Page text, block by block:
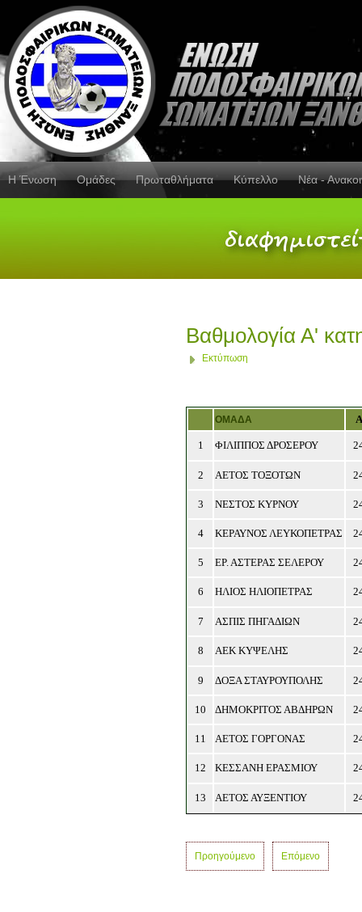
Η Ένωση Ομάδες Πρωταθλήματα Κύπελλο Νέα -
Βαθμολογία Α'
Εκτύπωση
ΟΜΑΔΑ Α
1 ΦΙΛΙΠΠΟΣ ΔΡΟΣΕΡΟΥ
2 ΑΕΤΟΣ ΤΟΞΟΤΩΝ
3 ΝΕΣΤΟΣ ΚΥΡΝΟΥ
4 ΚΕΡΑΥΝΟΣ ΛΕΥΚΟΠΕΤΡΑΣ
5 ΕΡ. ΑΣΤΕΡΑΣ ΣΕΛΕΡΟΥ
6 ΗΛΙΟΣ ΗΛΙΟΠΕΤΡΑΣ
7 ΑΣΠΙΣ ΠΗΓΑΔΙΩΝ
8 ΑΕΚ ΚΥΨΕΛΗΣ
9 ΔΟΞΑ ΣΤΑΥΡΟΥΠΟΛΗΣ
10 ΔΗΜΟΚΡΙΤΟΣ ΑΒΔΗΡΩΝ
11 ΑΕΤΟΣ ΓΟΡΓΟΝΑΣ
12 ΚΕΣΣΑΝΗ ΕΡΑΣΜΙΟΥ
13 ΑΕΤΟΣ ΑΥΞΕΝΤΙΟΥ
Προηγούμενο Επόμενο